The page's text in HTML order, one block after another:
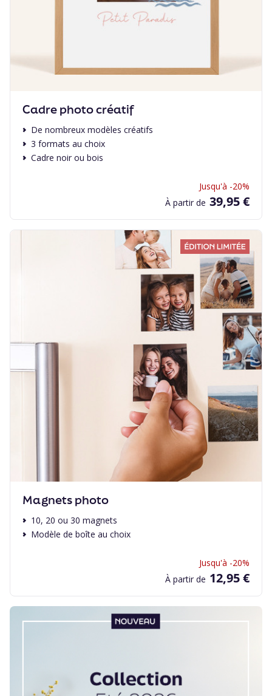
Cadre photo créatif
De nombreux modèles créatifs
3 formats au choix
Cadre noir ou bois
Jusqu'à -20%
À partir de 39,95 €
Magnets photo
10, 20 ou 30 magnets
Modèle de boîte au choix
Jusqu'à -20%
À partir de 12,95 €